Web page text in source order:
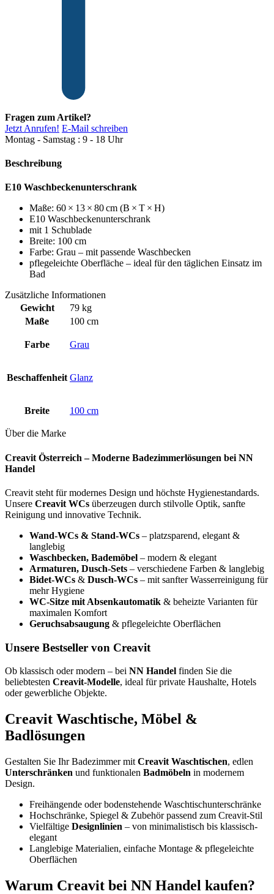
Fragen zum Artikel?
Jetzt Anrufen! E-Mail schreiben
Montag - Samstag : 9 - 18 Uhr
Beschreibung
E10 Waschbeckenunterschrank
Maße: 60 × 13 × 80 cm (B × T × H)
E10 Waschbeckenunterschrank
mit 1 Schublade
Breite: 100 cm
Farbe: Grau – mit passende Waschbecken
pflegeleichte Oberfläche – ideal für den täglichen Einsatz im
Bad
Zusätzliche Informationen
Gewicht
79 kg
Maße
100 cm
Farbe Grau
Beschaffenheit Glanz
Breite 100 cm
Über die Marke
Creavit Österreich – Moderne Badezimmerlösungen bei NN
Handel
Creavit steht für modernes Design und höchste Hygienestandards.
Unsere Creavit WCs überzeugen durch stilvolle Optik, sanfte
Reinigung und innovative Technik.
Wand-WCs & Stand-WCs – platzsparend, elegant &
langlebig
Waschbecken, Bademöbel – modern & elegant
Armaturen, Dusch-Sets – verschiedene Farben & langlebig
Bidet-WCs & Dusch-WCs – mit sanfter Wasserreinigung für
mehr Hygiene
WC-Sitze mit Absenkautomatik & beheizte Varianten für
maximalen Komfort
Geruchsabsaugung & pflegeleichte Oberflächen
Unsere Bestseller von Creavit
Ob klassisch oder modern – bei NN Handel finden Sie die
beliebtesten Creavit-Modelle, ideal für private Haushalte, Hotels
oder gewerbliche Objekte.
Creavit Waschtische, Möbel &
Badlösungen
Gestalten Sie Ihr Badezimmer mit Creavit Waschtischen, edlen
Unterschränken und funktionalen Badmöbeln in modernem
Design.
Freihängende oder bodenstehende Waschtischunterschränke
Hochschränke, Spiegel & Zubehör passend zum Creavit-Stil
Vielfältige Designlinien – von minimalistisch bis klassisch-
elegant
Langlebige Materialien, einfache Montage & pflegeleichte
Oberflächen
Warum Creavit bei NN Handel kaufen?